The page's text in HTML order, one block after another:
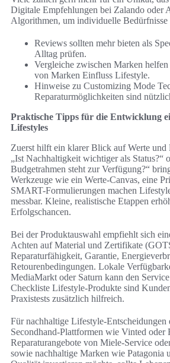
Digitale Empfehlungen bei Zalando oder
Algorithmen, um individuelle Bedürfnisse
Reviews sollten mehr bieten als
Alltag prüfen.
Vergleiche zwischen Marken
von Marken Einfluss Lifestyle.
Hinweise zu Customizing Mode
Reparaturmöglichkeiten sind
Praktische Tipps für die Entwicklung
Lifestyles
Zuerst hilft ein klarer Blick auf Werte und
„Ist Nachhaltigkeit wichtiger als Status?“
Budgetrahmen steht zur Verfügung?“
Werkzeuge wie ein Werte-Canvas, eine
SMART-Formulierungen machen
messbar. Kleine, realistische Etappen
Erfolgschancen.
Bei der Produktauswahl empfiehlt sich
Achten auf Material und Zertifikate
Reparaturfähigkeit, Garantie,
Retourenbedingungen. Lokale
MediaMarkt oder Saturn kann den
Checkliste Lifestyle-Produkte sind
Praxistests zusätzlich hilfreich.
Für nachhaltige Lifestyle-Entscheidungen
Secondhand-Plattformen wie Vinted oder
Reparaturangebote von Miele-Service
sowie nachhaltige Marken wie Patagonia